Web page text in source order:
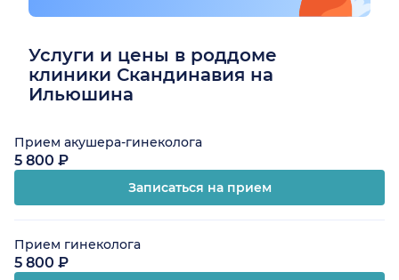
Услуги и цены в роддоме
клиники Скандинавия на
Ильюшина
Прием акушера-гинеколога
5 800 ₽
Записаться на прием
Прием гинеколога
5 800 ₽